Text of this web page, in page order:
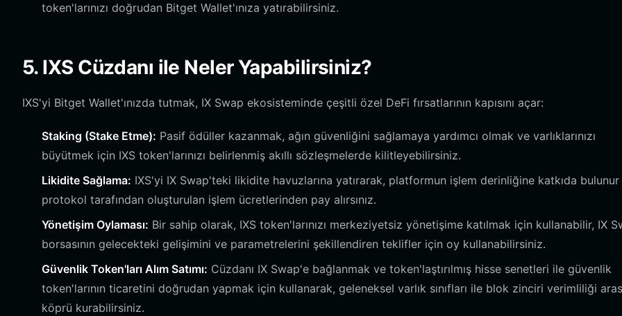
token'larınızı doğrudan Bitget Wallet'ınıza yatırabilirsiniz.
5. IXS Cüzdanı ile Neler Yapabilirsiniz?
IXS'yi Bitget Wallet'ınızda tutmak, IX Swap ekosisteminde çeşitli özel DeFi fırsatlarının kapısını açar:
Staking (Stake Etme): Pasif ödüller kazanmak, ağın güvenliğini sağlamaya yardımcı olmak ve varlıklarınızı
büyütmek için IXS token'larınızı belirlenmiş akıllı sözleşmelerde kilitleyebilirsiniz.
Likidite Sağlama: IXS'yi IX Swap'teki likidite havuzlarına yatırarak, platformun işlem derinliğine katkıda
protokol tarafından oluşturulan işlem ücretlerinden pay alırsınız.
Yönetişim Oylaması: Bir sahip olarak, IXS token'larınızı merkeziyetsiz yönetişime katılmak için kullanabilir, IX
borsasının gelecekteki gelişimini ve parametrelerini şekillendiren teklifler için oy kullanabilirsiniz.
Güvenlik Token'ları Alım Satımı: Cüzdanı IX Swap'e bağlanmak ve token'laştırılmış hisse senetleri ile güvenlik
token'larının ticaretini doğrudan yapmak için kullanarak, geleneksel varlık sınıfları ile blok zinciri verimliliği
köprü kurabilirsiniz.